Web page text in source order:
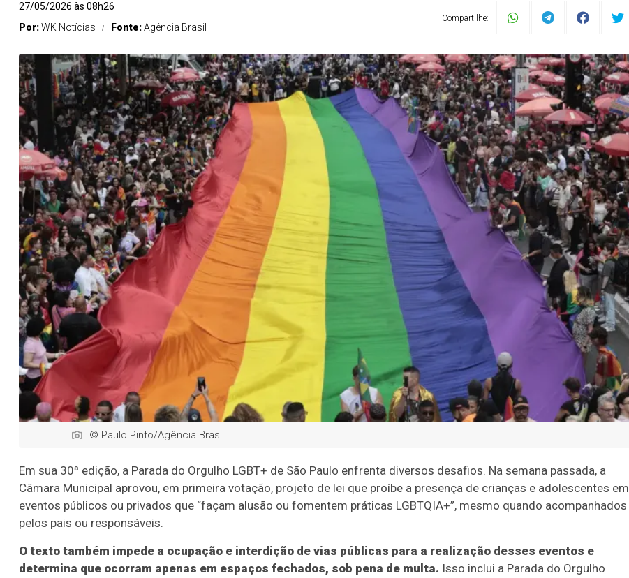
27/05/2026 às 08h26
Por:WK Notícias Fonte:Agência Brasil
Compartilhe:
© Paulo Pinto/Agência Brasil
Em sua 30ª edição, a Parada do Orgulho LGBT+ de São Paulo enfrenta diversos desafios. Na semana passada, a
Câmara Municipal aprovou, em primeira votação, projeto de lei que proíbe a presença de crianças e adolescentes em
eventos públicos ou privados que “façam alusão ou fomentem práticas LGBTQIA+”, mesmo quando acompanhados
pelos pais ou responsáveis.
O texto também impede a ocupação e interdição de vias públicas para a realização desses eventos e
determina que ocorram apenas em espaços fechados, sob pena de multa. Isso inclui a Parada do Orgulho